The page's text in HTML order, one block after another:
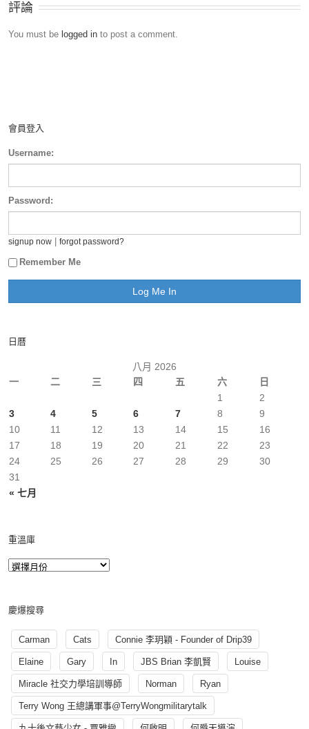
評論
You must be logged in to post a comment.
會員登入
Username:
Password:
signup now forgot password?
Remember Me
日曆
八月 2026
一
二 三 四 五 六 日
« 七月
1
2
3
4 5 6 7 8
9
10
11 12 13 14 15
16
17
18 19 20 21 22
23
24
25 26 27 28 29
30
31
重溫庫
慶爆搜尋
Carman Cats Connie 李玥穎 - Founder of Drip39
Elaine Gary In JBS Brian 李凱賢 Louise
Miracle 社交力學培訓導師 Norman Ryan
Terry Wong 王總講軍事@TerryWongmilitarytalk